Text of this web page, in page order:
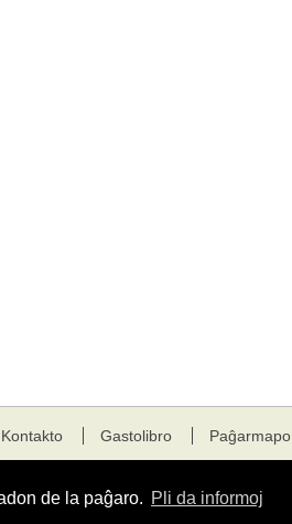
de la paĝaro. Pli da informoj
Kontakto Gastolibro Paĝarmapo